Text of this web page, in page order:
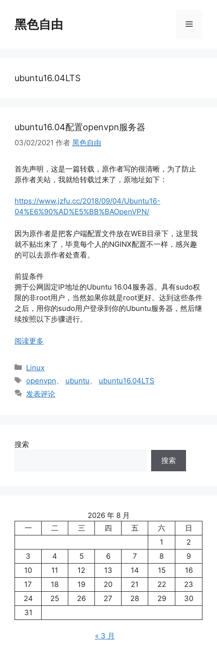
黑色自由 菜
ubuntu16.04LTS
ubuntu16.04配置openvpn服务器
03/02/2021 作者 黑色自由
首先声明，这是一篇转载，原作者写的很清晰，为了防止
原作者关站，我就给转载过来了，原地址如下：
https://www.jzfu.cc/2018/09/04/Ubuntu16-
04%E6%90%AD%E5%BB%BAOpenVPN/
因为原作者是把客户端配置文件放在WEB目录下，这里我
就不贴出来了，毕竟每个人的NGINX配置不一样，感兴趣
的可以去原作者处查看。
前提条件
拥于公网固定IP地址的Ubuntu 16.04服务器。具有sudo权
限的非root用户，当然如果你就是root更好。达到这些条件
之后，用你的sudo用户登录到你的Ubuntu服务器，然后继
续按照以下步骤进行。
阅读更多
分
Linux
标
签
openvpn ubuntu
ubuntu16.04LTS
发表评论
搜索
搜索
2026 年 8 月
一
二 三 四 五 六
日
1
2
3
4 5 6 7 8
9
10
11 12 13 14 15
16
17
18 19 20 21 22
23
24
25 26 27 28 29
30
31
« 3 月